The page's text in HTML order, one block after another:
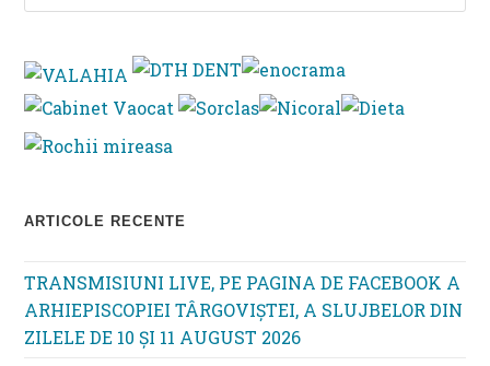
ARTICOLE RECENTE
TRANSMISIUNI LIVE, PE PAGINA DE FACEBOOK A
ARHIEPISCOPIEI TÂRGOVIȘTEI, A SLUJBELOR DIN
ZILELE DE 10 ȘI 11 AUGUST 2026